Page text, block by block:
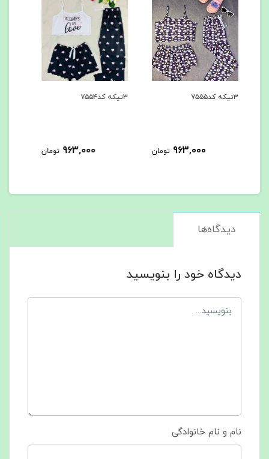
۳تیکه کد۷۵۵۴
963,000 تومان
۳تیکه کد۷۵۵۳
963,000 تومان
دیدگاه‌ها
دیدگاه خود را بنویسید
نام و نام خانوادگی